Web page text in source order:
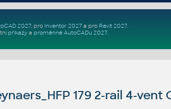
2027, pro Inventor 2027a pro Revit 2027.
příkazya proměnné AutoCADu 2027.
179 2-rail 4-vent